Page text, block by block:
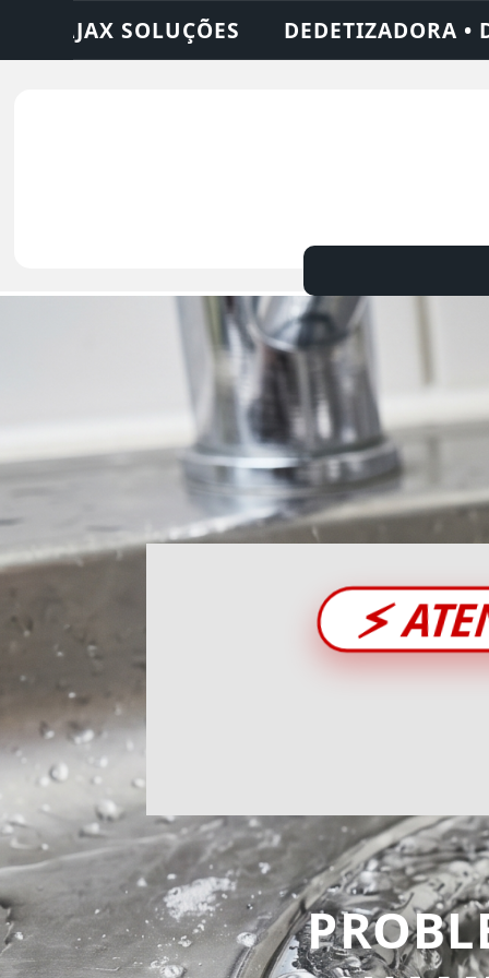
DESENTUPIDORA • LIMPEZA DE FOSSA •
⚡